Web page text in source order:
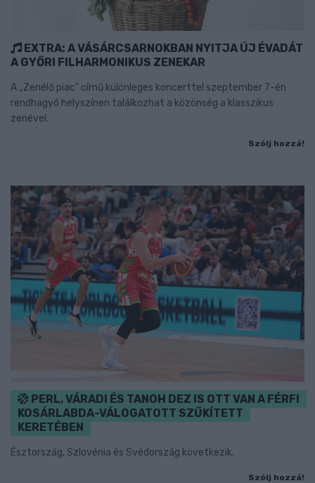
EXTRA: A VÁSÁRCSARNOKBAN NYITJA ÚJ ÉVADÁT
A GYŐRI FILHARMONIKUS ZENEKAR
A „Zenélő piac” című különleges koncerttel szeptember 7-én
rendhagyó helyszínen találkozhat a közönség a klasszikus
zenével.
Szólj hozzá!
PERL, VÁRADI ÉS TANOH DEZ IS OTT VAN A FÉRFI
KOSÁRLABDA-VÁLOGATOTT SZŰKÍTETT
KERETÉBEN
Észtország, Szlovénia és Svédország következik.
Szólj hozzá!